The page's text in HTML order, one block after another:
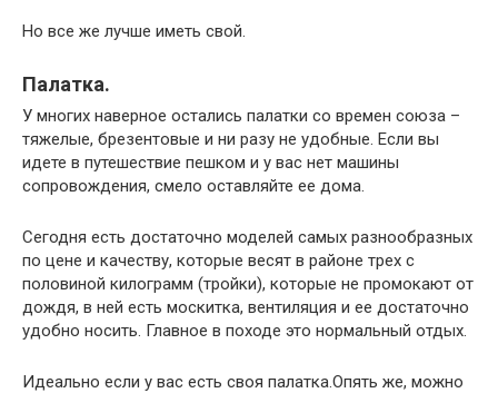
Но все же лучше иметь свой.
Палатка.
У многих наверное остались палатки со времен союза –
тяжелые, брезентовые и ни разу не удобные. Если вы
идете в путешествие пешком и у вас нет машины
сопровождения, смело оставляйте ее дома.
Сегодня есть достаточно моделей самых разнообразных
по цене и качеству, которые весят в районе трех с
половиной килограмм (тройки), которые не промокают от
дождя, в ней есть москитка, вентиляция и ее достаточно
удобно носить. Главное в походе это нормальный отдых.
Идеально если у вас есть своя палатка.Опять же, можно